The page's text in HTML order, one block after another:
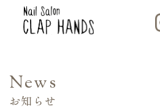
News
お知らせ